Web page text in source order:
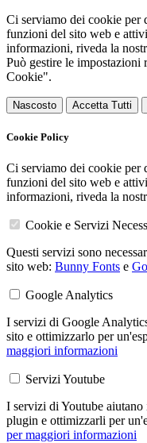
Ci serviamo dei cookie per
funzioni del sito web e
informazioni, riveda la
Può gestire le impostazioni
Cookie".
Nascosto Accetta Tutti
Cookie Policy
Ci serviamo dei cookie per
funzioni del sito web e
informazioni, riveda la
Cookie e Servizi
Questi servizi sono
sito web: Bunny Fonts e
Google Analytics
I servizi di Google
sito e ottimizzarlo per
maggiori informazioni
Servizi Youtube
I servizi di Youtube
plugin e ottimizzarli per
per maggiori informazioni